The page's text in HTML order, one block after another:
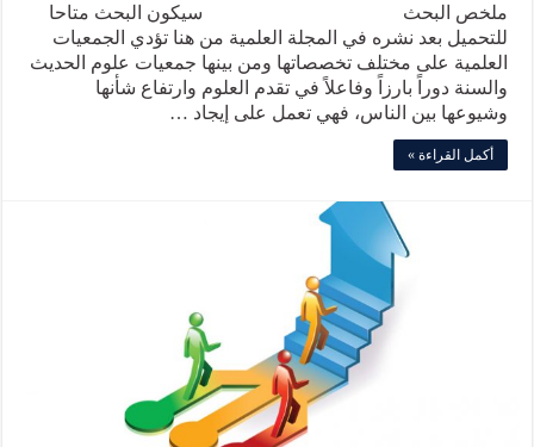
ملخص البحث سيكون البحث متاحا
للتحميل بعد نشره في المجلة العلمية من هنا تؤدي الجمعيات
العلمية على مختلف تخصصاتها ومن بينها جمعيات علوم الحديث
والسنة دوراً بارزاً وفاعلاً في تقدم العلوم وارتفاع شأنها
وشيوعها بين الناس، فهي تعمل على إيجاد …
أكمل القراءة »